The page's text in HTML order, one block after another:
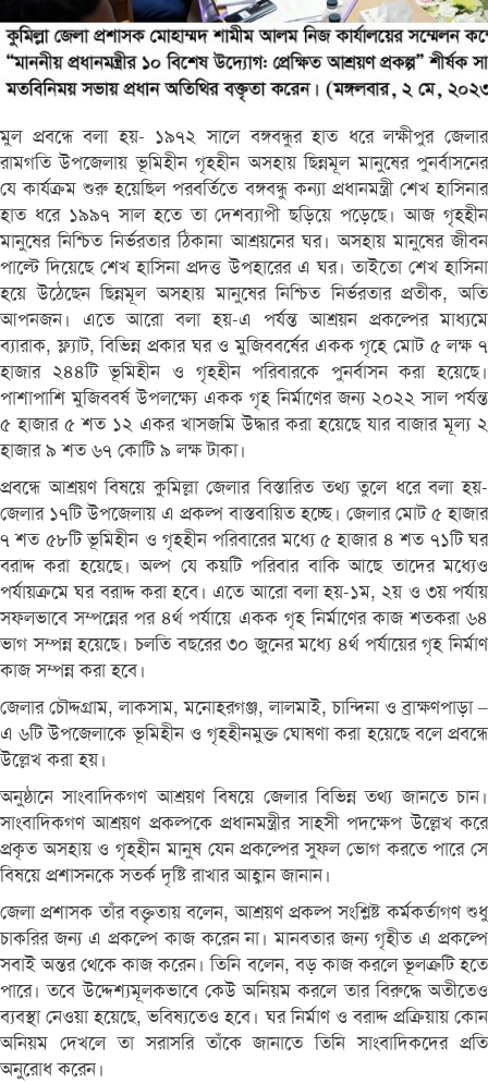
মুল প্রবন্ধে বলা হয়- ১৯৭২ সালে বঙ্গবন্ধুর হাত ধরে লক্ষীপুর জেলার
রামগতি উপজেলায় ভূমিহীন গৃহহীন অসহায় ছিন্নমূল মানুষের পুনর্বাসনের
যে কার্যক্রম শুরু হয়েছিল পরবর্তিতে বঙ্গবন্ধু কন্যা প্রধানমন্ত্রী শেখ হাসিনার
হাত ধরে ১৯৯৭ সাল হতে তা দেশব্যাপী ছড়িয়ে পড়েছে। আজ গৃহহীন
মানুষের নিশ্চিত নির্ভরতার ঠিকানা আশ্রয়নের ঘর। অসহায় মানুষের জীবন
পাল্টে দিয়েছে শেখ হাসিনা প্রদত্ত উপহারের এ ঘর। তাইতো শেখ হাসিনা
হয়ে উঠেছেন ছিন্নমূল অসহায় মানুষের নিশ্চিত নির্ভরতার প্রতীক, অতি
আপনজন। এতে আরো বলা হয়-এ পর্যন্ত আশ্রয়ন প্রকল্পের মাধ্যমে
ব্যারাক, ফ্ল্যাট, বিভিন্ন প্রকার ঘর ও মুজিববর্ষের একক গৃহে মোট ৫ লক্ষ ৭
হাজার ২৪৪টি ভূমিহীন ও গৃহহীন পরিবারকে পুনর্বাসন করা হয়েছে।
পাশাপাশি মুজিববর্ষ উপলক্ষ্যে একক গৃহ নির্মাণের জন্য ২০২২ সাল পর্যন্ত
৫ হাজার ৫ শত ১২ একর খাসজমি উদ্ধার করা হয়েছে যার বাজার মূল্য ২
হাজার ৯ শত ৬৭ কোটি ৯ লক্ষ টাকা।
প্রবন্ধে আশ্রয়ণ বিষয়ে কুমিল্লা জেলার বিস্তারিত তথ্য তুলে ধরে বলা হয়-
জেলার ১৭টি উপজেলায় এ প্রকল্প বাস্তবায়িত হচ্ছে। জেলার মোট ৫ হাজার
৭ শত ৫৮টি ভূমিহীন ও গৃহহীন পরিবারের মধ্যে ৫ হাজার ৪ শত ৭১টি ঘর
বরাদ্দ করা হয়েছে। অল্প যে কয়টি পরিবার বাকি আছে তাদের মধ্যেও
পর্যায়ক্রমে ঘর বরাদ্দ করা হবে। এতে আরো বলা হয়-১ম, ২য় ও ৩য় পর্যায়
সফলভাবে সম্পন্নের পর ৪র্থ পর্যায়ে একক গৃহ নির্মাণের কাজ শতকরা ৬৪
ভাগ সম্পন্ন হয়েছে। চলতি বছরের ৩০ জুনের মধ্যে ৪র্থ পর্যায়ের গৃহ নির্মাণ
কাজ সম্পন্ন করা হবে।
জেলার চৌদ্দগ্রাম, লাকসাম, মনোহরগঞ্জ, লালমাই, চান্দিনা ও ব্রাক্ষণপাড়া –
এ ৬টি উপজেলাকে ভূমিহীন ও গৃহহীনমুক্ত ঘোষণা করা হয়েছে বলে প্রবন্ধে
উল্লেখ করা হয়।
অনুষ্ঠানে সাংবাদিকগণ আশ্রয়ণ বিষয়ে জেলার বিভিন্ন তথ্য জানতে চান।
সাংবাদিকগণ আশ্রয়ণ প্রকল্পকে প্রধানমন্ত্রীর সাহসী পদক্ষেপ উল্লেখ করে
প্রকৃত অসহায় ও গৃহহীন মানুষ যেন প্রকল্পের সুফল ভোগ করতে পারে সে
বিষয়ে প্রশাসনকে সতর্ক দৃষ্টি রাখার আহ্বান জানান।
জেলা প্রশাসক তাঁর বক্তৃতায় বলেন, আশ্রয়ণ প্রকল্প সংশ্লিষ্ট কর্মকর্তাগণ শুধু
চাকরির জন্য এ প্রকল্পে কাজ করেন না। মানবতার জন্য গৃহীত এ প্রকল্পে
সবাই অন্তর থেকে কাজ করেন। তিনি বলেন, বড় কাজ করলে ভূলত্রুটি হতে
পারে। তবে উদ্দেশ্যমূলকভাবে কেউ অনিয়ম করলে তার বিরুদ্ধে অতীতেও
ব্যবস্থা নেওয়া হয়েছে, ভবিষ্যতেও হবে। ঘর নির্মাণ ও বরাদ্দ প্রক্রিয়ায় কোন
অনিয়ম দেখলে তা সরাসরি তাঁকে জানাতে তিনি সাংবাদিকদের প্রতি
অনুরোধ করেন।